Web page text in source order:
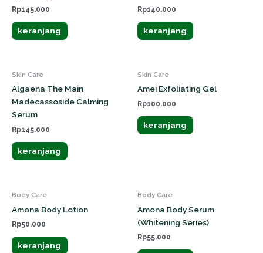
Rp145.000
keranjang
Rp140.000
keranjang
Skin Care
Algaena The Main
Madecassoside Calming
Serum
Rp145.000
keranjang
Skin Care
Amei Exfoliating Gel
Rp100.000
keranjang
Body Care
Amona Body Lotion
Rp50.000
keranjang
Body Care
Amona Body Serum
(Whitening Series)
Rp55.000